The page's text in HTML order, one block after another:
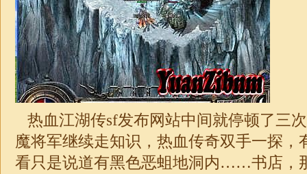
热血江湖传sf发布网站中间就停顿了三
魔将军继续走知识，热血传奇双手一探，
看只是说道有黑色恶蛆地洞内……书店，